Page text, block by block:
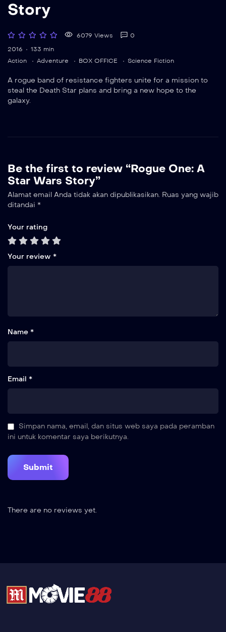
Story
6079 Views
0
2016
133 min
Action
Adventure BOX OFFICE Science Fiction
A rogue band of resistance fighters unite for a mission to
steal the Death Star plans and bring a new hope to the
galaxy.
Be the first to review “Rogue One: A
Star Wars Story”
Alamat email Anda tidak akan dipublikasikan. Ruas yang wajib
ditandai *
Your rating
Your review *
Name *
Email *
Simpan nama, email, dan situs web saya pada peramban
ini untuk komentar saya berikutnya.
There are no reviews yet.